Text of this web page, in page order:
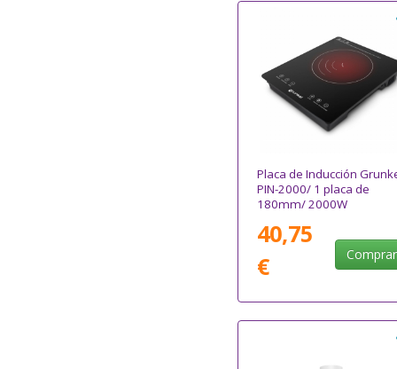
Placa de Inducción
PIN-2000/ 1 placa de
180mm/ 2000W
40,75
€
Comprar